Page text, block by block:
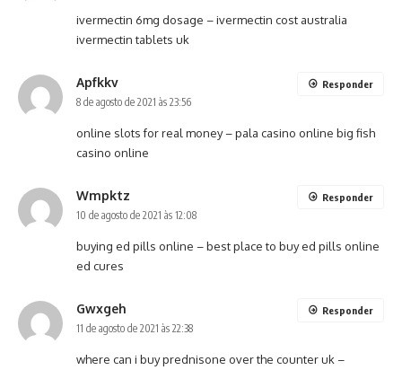
ivermectin 6mg dosage –ivermectin cost australia
ivermectin tablets uk
Apfkkv
8 de agosto de 2021 às 23:56
online slots for real money –pala casino online big fish
casino online
Responder
Wmpktz
10 de agosto de 2021 às 12:08
buying ed pills online –best place to buy ed pills online
ed cures
Responder
Gwxgeh
11 de agosto de 2021 às 22:38
where can i buy prednisone over the counter uk –
Responder